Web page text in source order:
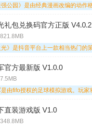
礼包兑换码官方正版 V4.0.2
官方最新版 V1.0.0
直装游戏版 V1.0